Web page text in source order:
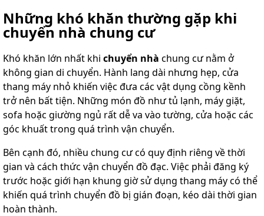
Những khó khăn thường gặp khi
chuyển nhà chung cư
Khó khăn lớn nhất khi chuyển nhà chung cư nằm ở
không gian di chuyển. Hành lang dài nhưng hẹp, cửa
thang máy nhỏ khiến việc đưa các vật dụng cồng kềnh
trở nên bất tiện. Những món đồ như tủ lạnh, máy giặt,
sofa hoặc giường ngủ rất dễ va vào tường, cửa hoặc các
góc khuất trong quá trình vận chuyển.
Bên cạnh đó, nhiều chung cư có quy định riêng về thời
gian và cách thức vận chuyển đồ đạc. Việc phải đăng ký
trước hoặc giới hạn khung giờ sử dụng thang máy có thể
khiến quá trình chuyển đồ bị gián đoạn, kéo dài thời gian
hoàn thành.